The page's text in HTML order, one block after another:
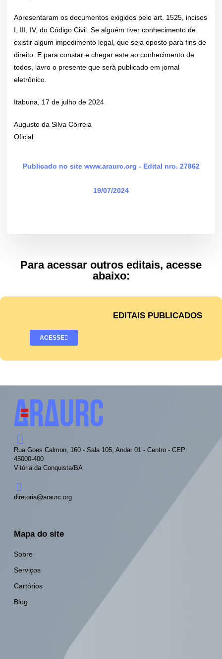
Apresentaram os documentos exigidos pelo art. 1525, incisos
I, III, IV, do Código Civil. Se alguém tiver conhecimento de
existir algum impedimento legal, que seja oposto para fins de
direito. E para constar e chegar este ao conhecimento de
todos, lavro o presente que será publicado em jornal
eletrônico.
Itabuna, 17 de julho de 2024
Augusto da Silva Correia
Oficial
Publicado no site www.araurc.org - Edital nro. 27862
19/07/2024
Para acessar outros editais, acesse
abaixo:
EDITAIS PUBLICADOS
ACESSE
Rua Goes Calmon, 160 - Sala 105, Andar 01 - Centro - CEP:
45000-400
Vitória da Conquista/BA
diretoria@araurc.org
Mapa do site
Sobre
Serviços
Cartórios
Blog